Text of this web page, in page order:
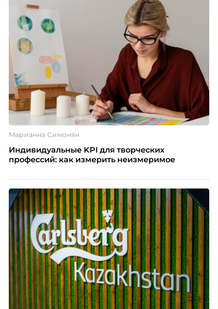
Марианна Симонян
Индивидуальные KPI для творческих
профессий: как измерить неизмеримое